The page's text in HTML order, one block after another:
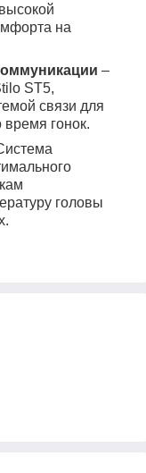
на
–
ST5,
связи для
гонок.
головы